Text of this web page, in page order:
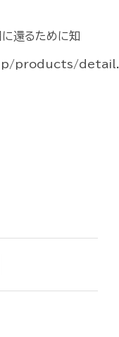
還るために知
products/